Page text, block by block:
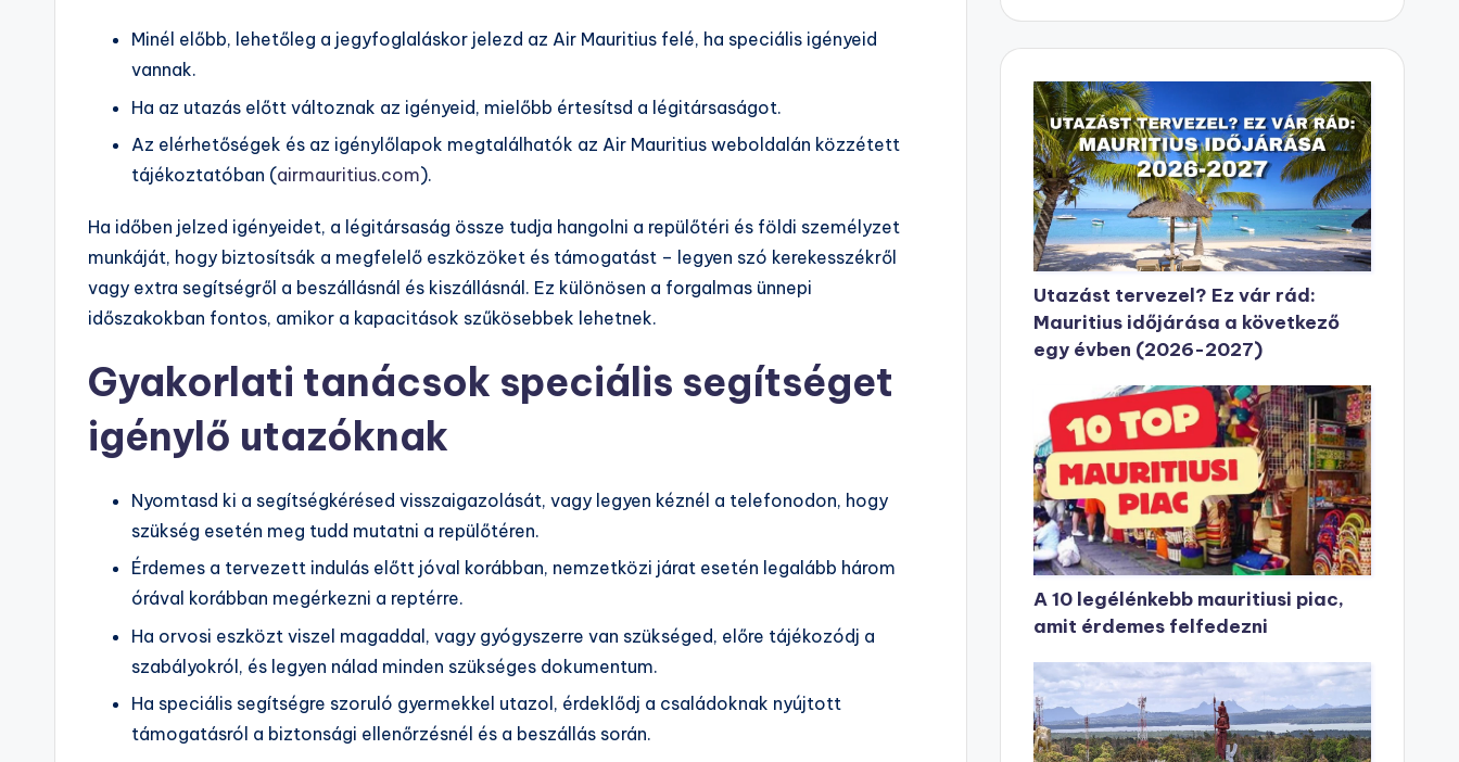
Minél előbb, lehetőleg a jegyfoglaláskor jelezd az Air Mauritius felé, ha speciális igényeid
vannak.
Ha az utazás előtt változnak az igényeid, mielőbb értesítsd a légitársaságot.
Az elérhetőségek és az igénylőlapok megtalálhatók az Air Mauritius weboldalán közzétett
tájékoztatóban (airmauritius.com).
Ha időben jelzed igényeidet, a légitársaság össze tudja hangolni a repülőtéri és földi személyzet
munkáját, hogy biztosítsák a megfelelő eszközöket és támogatást – legyen szó kerekesszékről
vagy extra segítségről a beszállásnál és kiszállásnál. Ez különösen a forgalmas ünnepi
időszakokban fontos, amikor a kapacitások szűkösebbek lehetnek.
Gyakorlati tanácsok speciális segítséget
igénylő utazóknak
Nyomtasd ki a segítségkérésed visszaigazolását, vagy legyen kéznél a telefonodon, hogy
szükség esetén meg tudd mutatni a repülőtéren.
Érdemes a tervezett indulás előtt jóval korábban, nemzetközi járat esetén legalább három
órával korábban megérkezni a reptérre.
Ha orvosi eszközt viszel magaddal, vagy gyógyszerre van szükséged, előre tájékozódj a
szabályokról, és legyen nálad minden szükséges dokumentum.
Ha speciális segítségre szoruló gyermekkel utazol, érdeklődj a családoknak nyújtott
támogatásról a biztonsági ellenőrzésnél és a beszállás során.
Utazást tervezel? Ez vár rád:
Mauritius időjárása a következő
egy évben (2026-2027)
A 10 legélénkebb mauritiusi piac,
amit érdemes felfedezni